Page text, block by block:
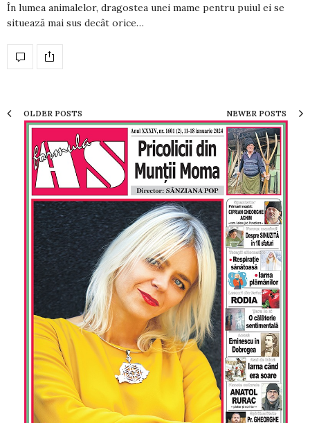
În lumea animalelor, dragos­tea unei mame pentru puiul ei se
situează mai sus decât orice…
OLDER POSTS NEWER POSTS